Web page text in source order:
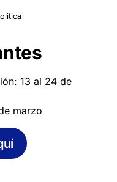
13 al 24 de
marzo